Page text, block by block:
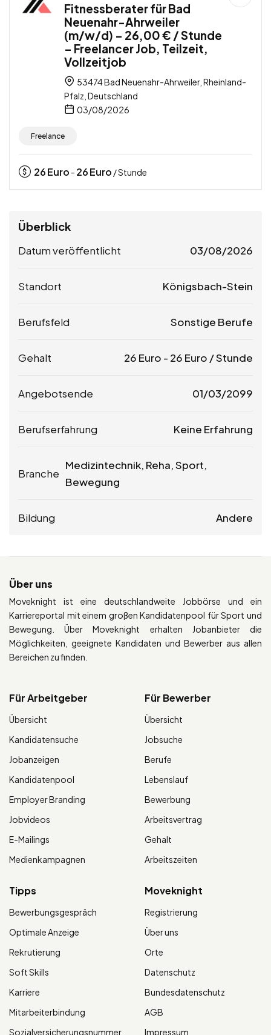
Fitnessberater für Bad
Neuenahr-Ahrweiler
(m/w/d) – 26,00 € / Stunde
– Freelancer Job, Teilzeit,
Vollzeitjob
53474 Bad Neuenahr-Ahrweiler, Rheinland-
Pfalz, Deutschland
03/08/2026
Freelance
26Euro - 26Euro / Stunde
Überblick
Datum veröffentlicht 03/08/2026
Standort Königsbach-Stein
Berufsfeld Sonstige Berufe
Gehalt 26 Euro - 26 Euro / Stunde
Angebotsende 01/03/2099
Berufserfahrung Keine Erfahrung
Branche
Medizintechnik, Reha, Sport,
Bewegung
Bildung Andere
Über uns
Moveknight ist eine deutschlandweite Jobbörse und ein
Karriereportal mit einem großen Kandidatenpool für Sport und
Bewegung. Über Moveknight erhalten Jobanbieter die
Möglichkeiten, geeignete Kandidaten und Bewerber aus allen
Bereichen zu finden.
Für Arbeitgeber
Übersicht
Kandidatensuche
Jobanzeigen
Kandidatenpool
Employer Branding
Jobvideos
E-Mailings
Medienkampagnen
Für Bewerber
Übersicht
Jobsuche
Berufe
Lebenslauf
Bewerbung
Arbeitsvertrag
Gehalt
Arbeitszeiten
Tipps
Bewerbungsgespräch
Optimale Anzeige
Rekrutierung
Soft Skills
Karriere
Mitarbeiterbindung
Sozialversicherungsnummer
Moveknight
Registrierung
Über uns
Orte
Datenschutz
Bundesdatenschutz
AGB
Impressum